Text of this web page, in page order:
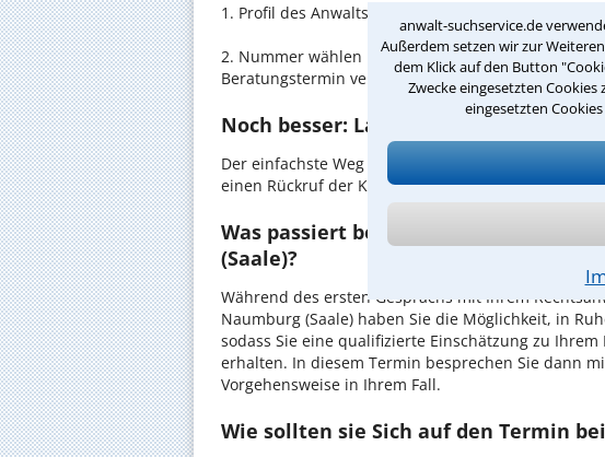
anwalt-suchservice.de
Außerdem setzen wir zur
dem Klick auf den Button
Zwecke eingesetzten
eingesetzten
1. Profil des Anwalts für Rentenversicherungsrecht
2. Nummer wählen und direkt mit der Kanzlei in
Beratungstermin vereinbaren
Noch besser: Lassen Sie sich
Der einfachste Weg zum Anwalt in Naumburg
einen Rückruf der Kanzlei anzufordern - probieren
Was passiert beim anwaltlichen
(Saale)?
Während des ersten Gesprächs mit Ihrem
Naumburg (Saale) haben Sie die Möglichkeit, in
sodass Sie eine qualifizierte Einschätzung zu
erhalten. In diesem Termin besprechen Sie dann
Vorgehensweise in Ihrem Fall.
Wie sollten sie Sich auf den Termin